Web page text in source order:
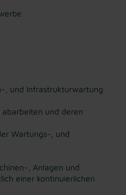
, und Infrastrukturwartung
und deren
Wartungs-, und
, Anlagen und
einer kontinuierlichen